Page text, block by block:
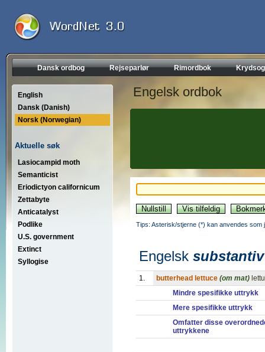
Dansk ordbog Rejseparlør Rimordbok
English
Dansk (Danish)
Norsk (Norwegian)
Aktuelle søk
Lasiocampid moth
Semanticist
Eriodictyon californicum
Zettabyte
Anticatalyst
Podlike
U.S. government
Extinct
Syllogise
Engelsk ordbok
Tips: Asterisk/stjerne (*) kan anvendes som
Engelsk substantiv
1. butterhead lettuce (om mat)
Mindre spesifikke uttrykk
Mere spesifikke uttrykk
Omfatter disse
uttrykkene